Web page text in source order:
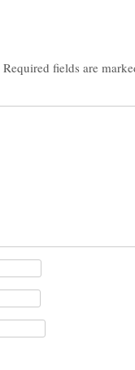
Required fields are